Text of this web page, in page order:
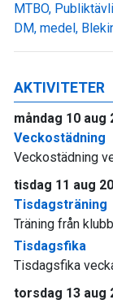
MTBO,
DM, medel,
AKTIVITETER
måndag 10 aug
Veckostädning
Veckostädning
tisdag 11 aug
Tisdagsträning
Träning från
Tisdagsfika
Tisdagsfika
torsdag 13 aug